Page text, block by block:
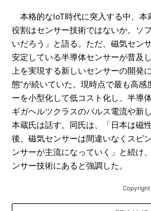
本格的なIoT時代に突入する中、本
役割はセンサー技術ではないか。ソ
いだろう」と語る。ただ、磁気セン
安定している半導体センサーが普及
上を実現する新しいセンサーの開発
態”が続いていた。現時点で最も高
ーを小型化して低コスト化し、半導
ギガヘルツクラスのパルス電流や新
本蔵氏は話す。同氏は、「日本は磁
後、磁気センサーは間違いなくスピ
ンサーが主流になっていく」と続け
ンサー技術にあると強調した。
Copyright